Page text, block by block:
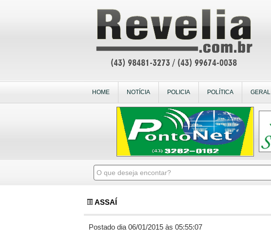
HOME NOTÍCIA POLICIA POLÍTICA GERAL
ASSAÍ
Postado dia 06/01/2015 às 05:55:07